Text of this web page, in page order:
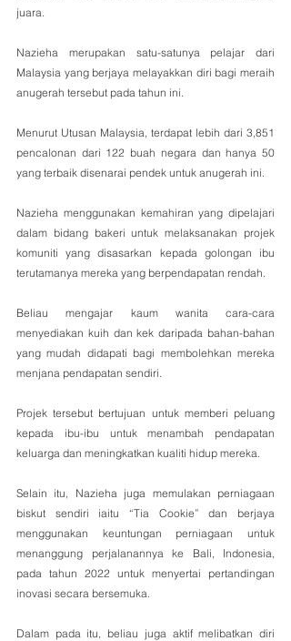
juara.
Nazieha merupakan satu-satunya pelajar dari
Malaysia yang berjaya melayakkan diri bagi meraih
anugerah tersebut pada tahun ini.
Menurut Utusan Malaysia, terdapat lebih dari 3,851
pencalonan dari 122 buah negara dan hanya 50
yang terbaik disenarai pendek untuk anugerah ini.
Nazieha menggunakan kemahiran yang dipelajari
dalam bidang bakeri untuk melaksanakan projek
komuniti yang disasarkan kepada golongan ibu
terutamanya mereka yang berpendapatan rendah.
Beliau mengajar kaum wanita cara-cara
menyediakan kuih dan kek daripada bahan-bahan
yang mudah didapati bagi membolehkan mereka
menjana pendapatan sendiri.
Projek tersebut bertujuan untuk memberi peluang
kepada ibu-ibu untuk menambah pendapatan
keluarga dan meningkatkan kualiti hidup mereka.
Selain itu, Nazieha juga memulakan perniagaan
biskut sendiri iaitu “Tia Cookie” dan berjaya
menggunakan keuntungan perniagaan untuk
menanggung perjalanannya ke Bali, Indonesia,
pada tahun 2022 untuk menyertai pertandingan
inovasi secara bersemuka.
Dalam pada itu, beliau juga aktif melibatkan diri